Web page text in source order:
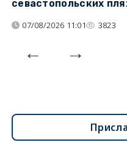
севастопольских
07/08/2026 11:01 3823